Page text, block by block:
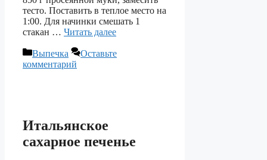
тесто. Поставить в теплое место на
1:00. Для начинки смешать 1
стакан … Читать далее
Рубрики
Выпечка
Оставьте
комментарий
Итальянское
сахарное печенье